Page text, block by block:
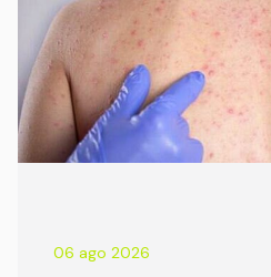
06 ago 2026